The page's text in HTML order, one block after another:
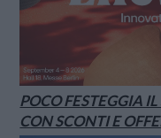
POCO FESTEGGIA
CON SCONTI E